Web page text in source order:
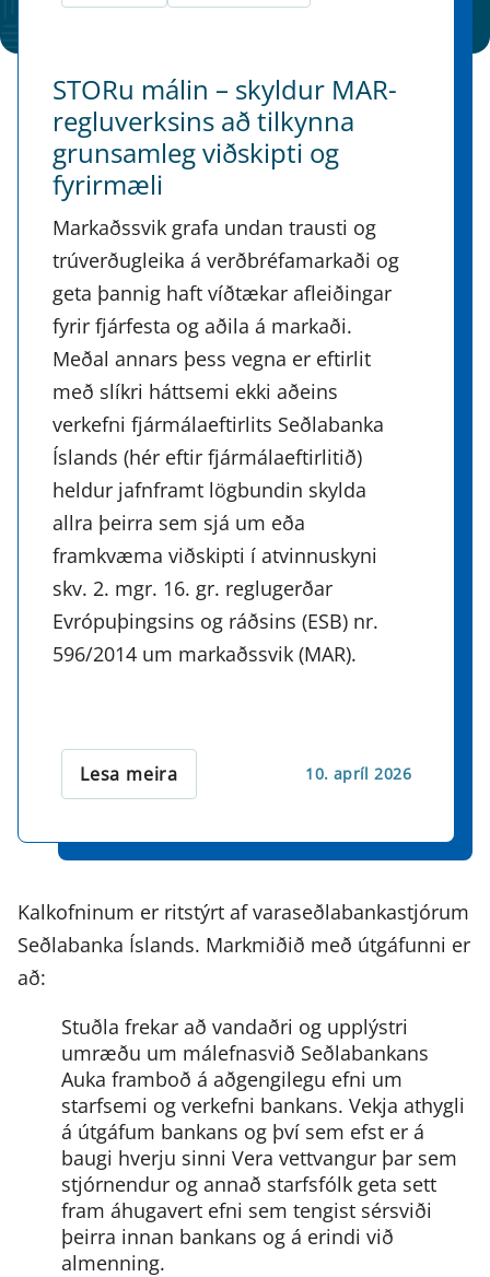
STORu málin – skyldur MAR-
regluverksins að tilkynna
grunsamleg viðskipti og
fyrirmæli
Markaðssvik grafa undan trausti og
trúverðugleika á verðbréfamarkaði og
geta þannig haft víðtækar afleiðingar
fyrir fjárfesta og aðila á markaði.
Meðal annars þess vegna er eftirlit
með slíkri háttsemi ekki aðeins
verkefni fjármálaeftirlits Seðlabanka
Íslands (hér eftir fjármálaeftirlitið)
heldur jafnframt lögbundin skylda
allra þeirra sem sjá um eða
framkvæma viðskipti í atvinnuskyni
skv. 2. mgr. 16. gr. reglugerðar
Evrópuþingsins og ráðsins (ESB) nr.
596/2014 um markaðssvik (MAR).
Lesa meira 10. apríl 2026
Kalkofninum er ritstýrt af varaseðlabankastjórum
Seðlabanka Íslands. Markmiðið með útgáfunni er
að:
Stuðla frekar að vandaðri og upplýstri
umræðu um málefnasvið Seðlabankans
Auka framboð á aðgengilegu efni um
starfsemi og verkefni bankans. Vekja athygli
á útgáfum bankans og því sem efst er á
baugi hverju sinni Vera vettvangur þar sem
stjórnendur og annað starfsfólk geta sett
fram áhugavert efni sem tengist sérsviði
þeirra innan bankans og á erindi við
almenning.